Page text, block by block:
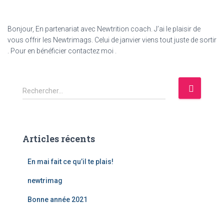
Bonjour, En partenariat avec Newtrition coach. J’ai le plaisir de
vous offrir les Newtrimags. Celui de janvier viens tout juste de sortir
. Pour en bénéficier contactez moi .
R
e
r
Rechercher…
Articles récents
En mai fait ce qu’il te plais!
newtrimag
Bonne année 2021